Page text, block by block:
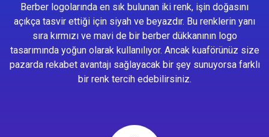
Berber logolarında en sık bulunan iki renk, işin doğasını
açıkça tasvir ettiği için siyah ve beyazdır. Bu renklerin yanı
sıra kırmızı ve mavi de bir berber dükkanının logo
tasarımında yoğun olarak kullanılıyor. Ancak kuaförünüz size
pazarda rekabet avantajı sağlayacak bir şey sunuyorsa farklı
bir renk tercih edebilirsiniz.